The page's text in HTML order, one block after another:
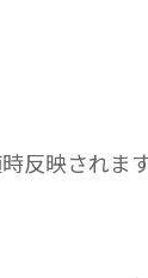
反映されま